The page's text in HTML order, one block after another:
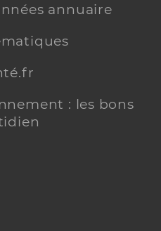
annuaire
: les bons